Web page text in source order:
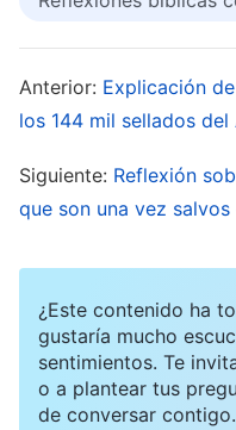
que tiene Su
verdadera posee la
compuesta por
actual de Dios, viven
Santo y buscan la
esta, los fieles se
comprenden la
progresan cada vez
capaces de
Anterior: Explicación
los 144 mil sellados
Siguiente: Reflexión
que son una vez
¿Este contenido ha
gustaría mucho
sentimientos. Te
o a plantear tus
de conversar contigo.